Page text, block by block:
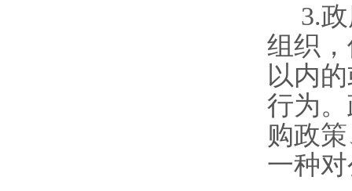
3.
组织
以内
行为
购政
一种对